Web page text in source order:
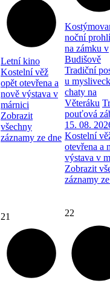
Letní kino
Kostelní věž
opět otevřena a
nově výstava v
márnici
Zobrazit
všechny
záznamy ze dne
noční
na zámku v
Budišově
Tradiční
u
chaty na
Věteráku
pouťová
15. 08.
Kostelní
otevřena a
výstava v
Zobrazit
záznamy
21 22